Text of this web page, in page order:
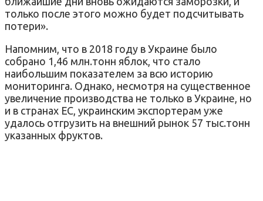
только после этого можно будет подсчитывать
потери».
Напомним, что в 2018 году в Украине было
собрано 1,46 млн.тонн яблок, что стало
наибольшим показателем за всю историю
мониторинга. Однако, несмотря на существенное
увеличение производства не только в Украине, но
и в странах ЕС, украинским экспортерам уже
удалось отгрузить на внешний рынок 57 тыс.тонн
указанных фруктов.